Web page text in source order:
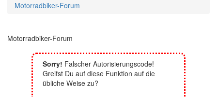
Motorradbiker-Forum
Motorradbiker-Forum
Sorry! Falscher Autorisierungscode!
Greifst Du auf diese Funktion auf die
übliche Weise zu?